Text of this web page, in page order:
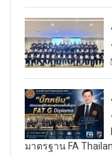
มาตรฐาน FA